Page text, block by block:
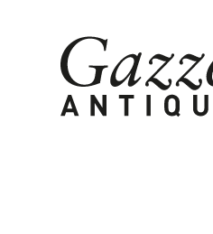
Skip
to
content